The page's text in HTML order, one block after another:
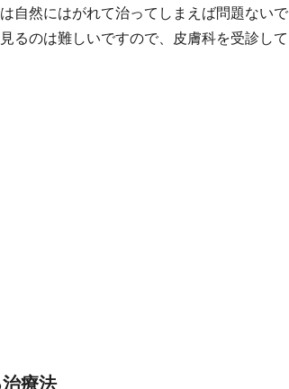
自然にはがれて治ってしまえば問題ないで
るのは難しいですので、皮膚科を受診して
療法